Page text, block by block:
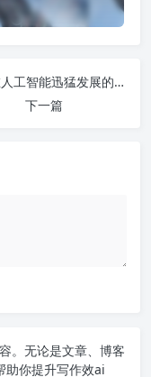
如何在人工智能迅猛发展的背景下选择适合的专业及课程以应对未来职业挑战？
下一篇
。无论是文章、博客
助你提升写作效ai